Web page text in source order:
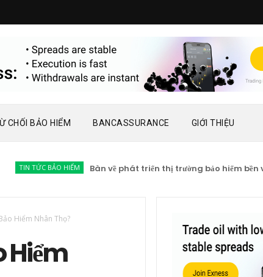
CHỐI BẢO HIỂM BANCASSURANCE GIỚI THIỆU
TIN TỨC BẢO HIỂM Bàn về phát triển thị trường bảo hiểm bền vững
Hiểm Nhân Thọ?
Hiểm